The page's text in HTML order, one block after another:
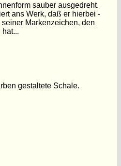
sauber ausgedreht.
ans Werk, daß er hierbei -
Markenzeichen, den
hat...
gestaltete Schale.